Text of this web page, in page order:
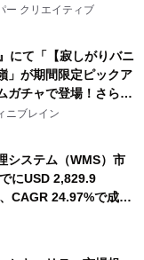
間無償試用
ー クリエイティブ
にて「【寂しがりバニ
が期間限定ピックア
ガチャで登場！さらに
「バニーとヨミハラク
！
ニブレイン
システム（WMS）市
にUSD 2,829.9
CAGR 24.97%で成長